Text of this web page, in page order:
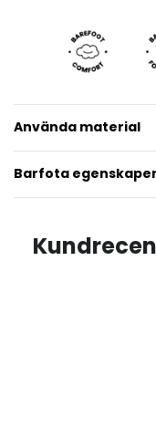
Använda material
Barfota egenskaper